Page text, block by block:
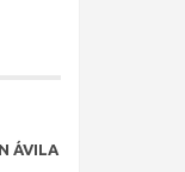
ÁVILA